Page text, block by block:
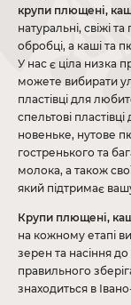
крупи плющені,
натуральні, свіжі
обробці, а каші та
У нас є ціла низка
можете вибирати
пластівці для
спельтові
новеньке, нутове
гостренького та
молока, а також
який підтримає
Крупи плющені,
на кожному етапі
зерен та насіння до
правильного
знаходиться в